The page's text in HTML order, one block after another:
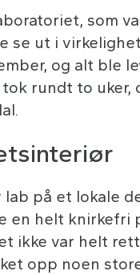
som
se ut i
og alt ble
rundt to
på et lokale
en helt knirkefri
ikke var helt
opp noen